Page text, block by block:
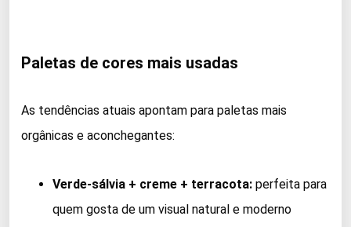
Paletas de cores mais usadas
As tendências atuais apontam para paletas mais
orgânicas e aconchegantes:
Verde-sálvia + creme + terracota: perfeita para
quem gosta de um visual natural e moderno